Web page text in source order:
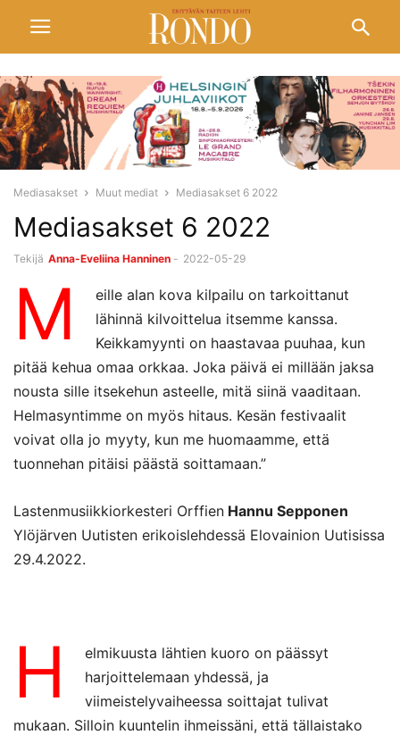
Mediasakset Muut mediat Mediasakset 6 2022
Mediasakset 6 2022
Tekijä Anna-Eveliina Hanninen - 2022-05-29
M
eille alan kova kilpailu on tarkoittanut
lähinnä kilvoittelua itsemme kanssa.
Keikkamyynti on haastavaa puuhaa, kun
pitää kehua omaa orkkaa. Joka päivä ei millään jaksa
nousta sille itsekehun asteelle, mitä siinä vaaditaan.
Helmasyntimme on myös hitaus. Kesän festivaalit
voivat olla jo myyty, kun me huomaamme, että
tuonnehan pitäisi päästä soittamaan.”
Lastenmusiikkiorkesteri Orffien Hannu Sepponen
Ylöjärven Uutisten erikoislehdessä Elovainion Uutisissa
29.4.2022.
H
elmikuusta lähtien kuoro on päässyt
harjoittelemaan yhdessä, ja
viimeistelyvaiheessa soittajat tulivat
mukaan. Silloin kuuntelin ihmeissäni, että tällaistako